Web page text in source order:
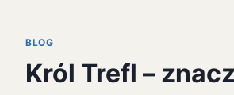
BLOG
Król Trefl –